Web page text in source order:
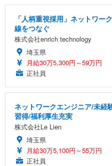
「人柄重視採用」ネットワー
線をつなぐ
株式会社enrich technology
埼玉県
月給30万5,300円～59万円
正社員
ネットワークエンジニア/未経
習得/福利厚生充実
株式会社Le Lien
埼玉県
月給30万5,100円～55万円
正社員